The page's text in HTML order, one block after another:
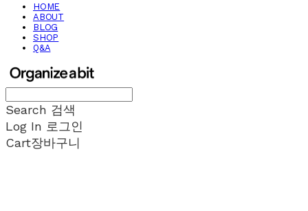
HOME
ABOUT
BLOG
SHOP
Q&A
Search 검색
Log In 로그인
Cart장바구니